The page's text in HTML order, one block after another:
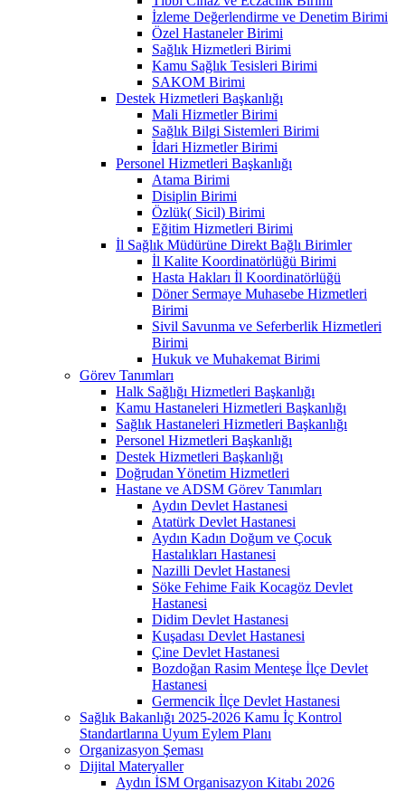
İzleme Değerlendirme ve Denetim Birimi
Özel Hastaneler Birimi
Sağlık Hizmetleri Birimi
Kamu Sağlık Tesisleri Birimi
SAKOM Birimi
Destek Hizmetleri Başkanlığı
Mali Hizmetler Birimi
Sağlık Bilgi Sistemleri Birimi
İdari Hizmetler Birimi
Personel Hizmetleri Başkanlığı
Atama Birimi
Disiplin Birimi
Özlük( Sicil) Birimi
Eğitim Hizmetleri Birimi
İl Sağlık Müdürüne Direkt Bağlı Birimler
İl Kalite Koordinatörlüğü Birimi
Hasta Hakları İl Koordinatörlüğü
Döner Sermaye Muhasebe Hizmetleri
Birimi
Sivil Savunma ve Seferberlik Hizmetleri
Birimi
Hukuk ve Muhakemat Birimi
Görev Tanımları
Halk Sağlığı Hizmetleri Başkanlığı
Kamu Hastaneleri Hizmetleri Başkanlığı
Sağlık Hastaneleri Hizmetleri Başkanlığı
Personel Hizmetleri Başkanlığı
Destek Hizmetleri Başkanlığı
Doğrudan Yönetim Hizmetleri
Hastane ve ADSM Görev Tanımları
Aydın Devlet Hastanesi
Atatürk Devlet Hastanesi
Aydın Kadın Doğum ve Çocuk
Hastalıkları Hastanesi
Nazilli Devlet Hastanesi
Söke Fehime Faik Kocagöz Devlet
Hastanesi
Didim Devlet Hastanesi
Kuşadası Devlet Hastanesi
Çine Devlet Hastanesi
Bozdoğan Rasim Menteşe İlçe Devlet
Hastanesi
Germencik İlçe Devlet Hastanesi
Sağlık Bakanlığı 2025-2026 Kamu İç Kontrol
Standartlarına Uyum Eylem Planı
Organizasyon Şeması
Dijital Materyaller
Aydın İSM Organisazyon Kitabı 2026